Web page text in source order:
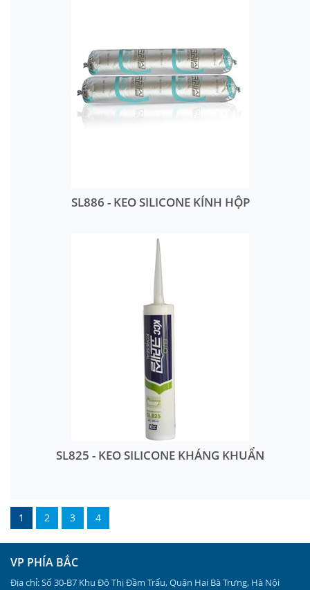
SL886 - KEO SILICONE KÍNH HỘP
SL825 - KEO SILICONE KHÁNG KHUẨN
1 2 3 4
VP PHÍA BẮC
Địa chỉ: Số 30-B7 Khu Đô Thị Đầm Trấu, Quận Hai Bà Trưng, Hà Nội